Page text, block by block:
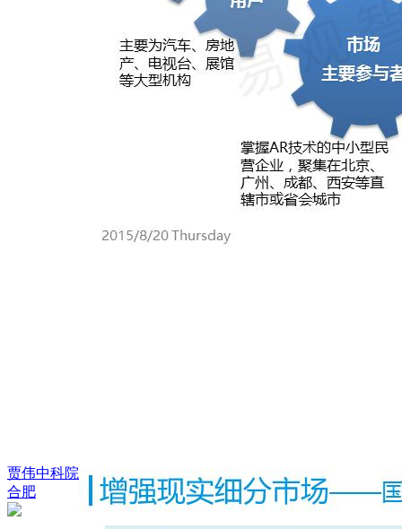
贾伟中科院
合肥